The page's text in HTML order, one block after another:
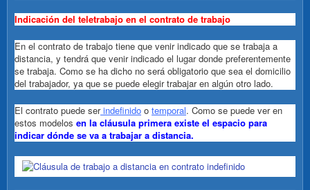
Indicación del teletrabajo en el contrato de trabajo
En el contrato de trabajo tiene que venir indicado que se trabaja a
distancia, y tendrá que venir indicado el lugar donde preferentemente
se trabaja. Como se ha dicho no será obligatorio que sea el domicilio
del trabajador, ya que se puede elegir trabajar en algún otro lado.
El contrato puede serindefinido o temporal. Como se puede ver en
estos modelos en la cláusula primera existe el espacio para
indicar dónde se va a trabajar a distancia.